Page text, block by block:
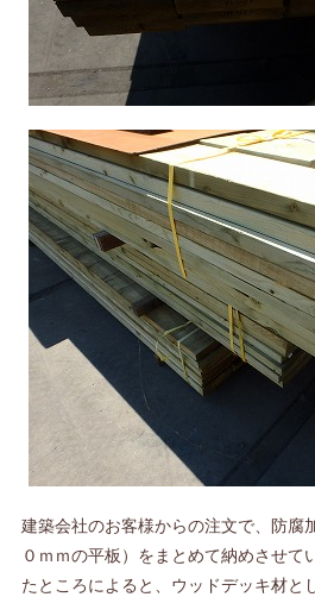
建築会社のお客様からの注文で、防腐
０ｍｍの平板）をまとめて納めさせて
たところによると、ウッドデッキ材と